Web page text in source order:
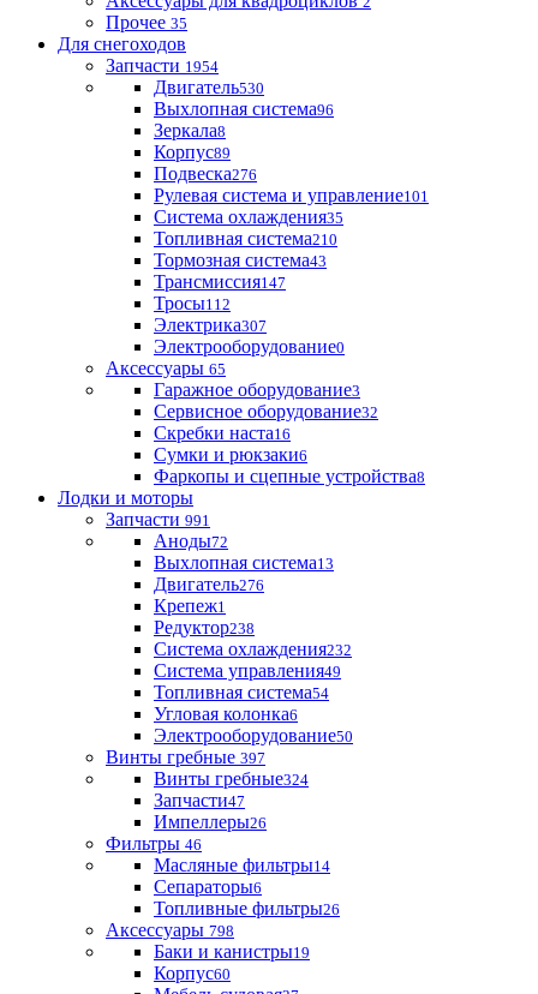
Прочее 35
Для снегоходов
Запчасти 1954
Двигатель530
Выхлопная система96
Зеркала8
Корпус89
Подвеска276
Рулевая система и управление101
Система охлаждения35
Топливная система210
Тормозная система43
Трансмиссия147
Тросы112
Электрика307
Электрооборудование0
Аксессуары 65
Гаражное оборудование3
Сервисное оборудование32
Скребки наста16
Сумки и рюкзаки6
Фаркопы и сцепные устройства8
Лодки и моторы
Запчасти 991
Аноды72
Выхлопная система13
Двигатель276
Крепеж1
Редуктор238
Система охлаждения232
Система управления49
Топливная система54
Угловая колонка6
Электрооборудование50
Винты гребные 397
Винты гребные324
Запчасти47
Импеллеры26
Фильтры 46
Масляные фильтры14
Сепараторы6
Топливные фильтры26
Аксессуары 798
Баки и канистры19
Корпус60